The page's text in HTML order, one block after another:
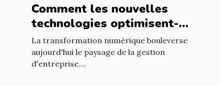
Comment les nouvelles
technologies optimisent-
elles la gestion
d'entreprise ?
La transformation numérique bouleverse
aujourd'hui le paysage de la gestion
d'entreprise....